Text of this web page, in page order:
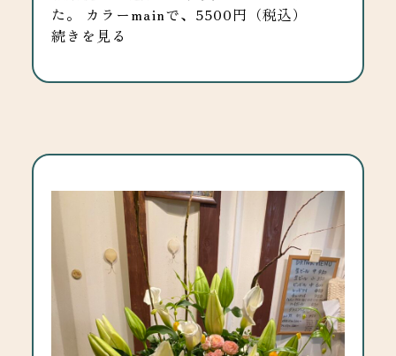
た。 カラーmainで、5500円（税込）
続きを見る